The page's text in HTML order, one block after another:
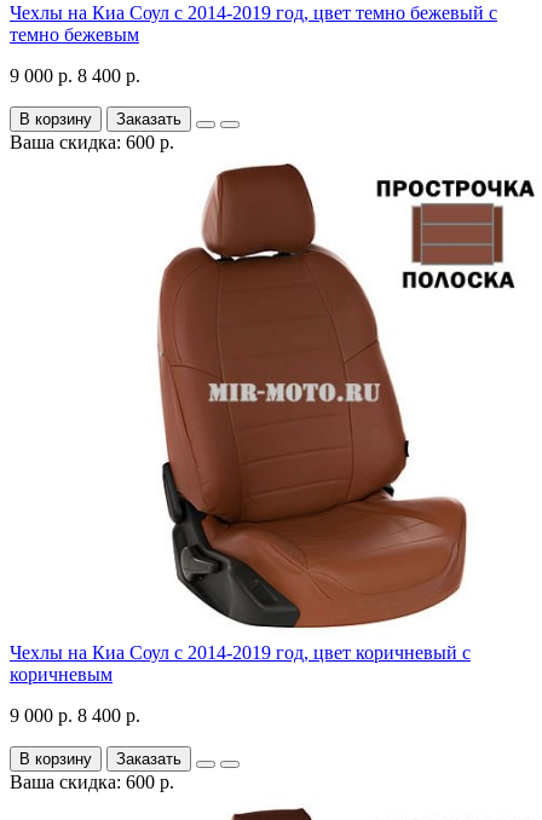
Чехлы на Киа Соул с 2014-2019 год, цвет темно бежевый с
темно бежевым
9 000 р. 8 400 р.
В корзину Заказать
Ваша скидка: 600 р.
Чехлы на Киа Соул с 2014-2019 год, цвет коричневый с
коричневым
9 000 р. 8 400 р.
В корзину Заказать
Ваша скидка: 600 р.